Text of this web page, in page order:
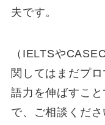
夫です。
（IELTSや
関してはまだプ
語力を伸ばすこ
で、ご相談くださ